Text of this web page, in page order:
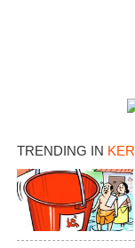
TRENDING IN